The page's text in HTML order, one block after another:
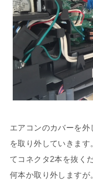
エアコンのカバーを外
を取り外していきま
てコネクタ2本を抜く
何本か取り外しますが